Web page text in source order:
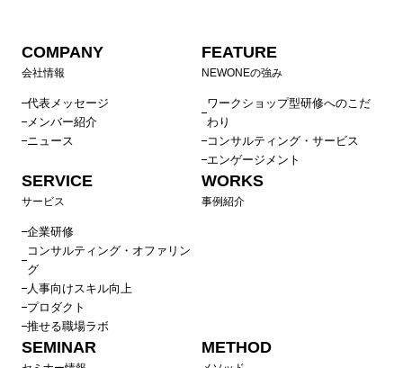
COMPANY
会社情報
代表メッセージ
メンバー紹介
ニュース
FEATURE
NEWONEの強み
ワークショップ型研修へのこだ
わり
コンサルティング・サービス
エンゲージメント
SERVICE
サービス
企業研修
コンサルティング・オファリン
グ
人事向けスキル向上
プロダクト
推せる職場ラボ
WORKS
事例紹介
SEMINAR METHOD